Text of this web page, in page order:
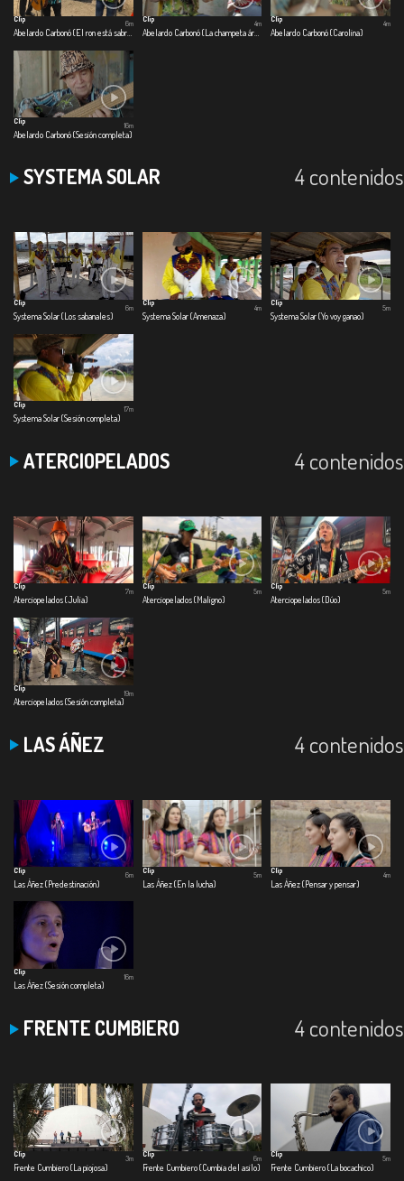
Clip
6m
Clip
Abelardo Carbonó (La champeta árabe)
4m
Clip
Abelardo Carbonó (Carolina)
4m
Clip
Abelardo Carbonó (Sesión completa)
16m
SYSTEMA SOLAR 4 contenidos
Clip
Systema Solar (Los sabanales)
6m
Clip
Systema Solar (Amenaza)
4m
Clip
Systema Solar (Yo voy ganao)
5m
Clip
Systema Solar (Sesión completa)
17m
ATERCIOPELADOS 4 contenidos
Clip
Aterciopelados (Julia)
7m
Clip
Aterciopelados (Maligno)
5m
Clip
Aterciopelados (Dúo)
5m
Clip
Aterciopelados (Sesión completa)
19m
LAS ÁÑEZ 4 contenidos
Clip
Las Áñez (Predestinación)
6m
Clip
Las Áñez (En la lucha)
5m
Clip
Las Áñez (Pensar y pensar)
4m
Clip
Las Áñez (Sesión completa)
16m
FRENTE CUMBIERO 4 contenidos
Clip
Frente Cumbiero (La piojosa)
3m
Clip
Frente Cumbiero (Cumbia del asilo)
6m
Clip
Frente Cumbiero (La bocachico)
5m